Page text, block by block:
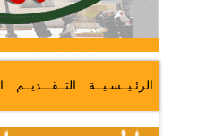
الرئـيــسـيــة التــقـــديــم